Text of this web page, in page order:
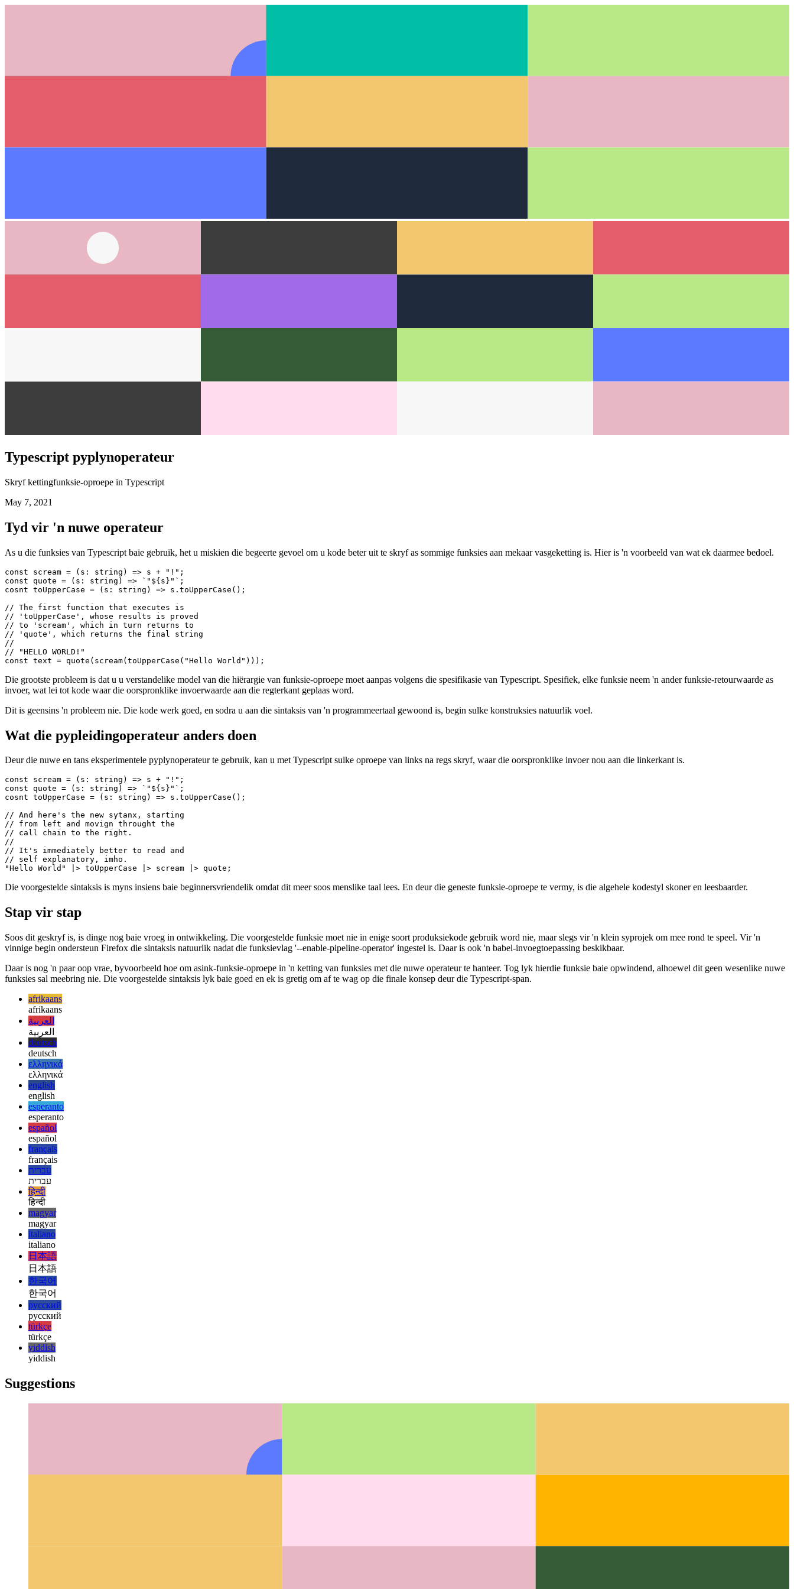
Typescript pyplynoperateur
Skryf kettingfunksie-oproepe in Typescript
May 7, 2021
Tyd vir 'n nuwe operateur
As u die funksies van Typescript baie gebruik, het u miskien die begeerte gevoel om u kode beter uit te skryf as sommige funksies aan mekaar vasgeketting is. Hier is 'n voorbeeld van wat ek daarmee bedoel.
const quote = (s: string) => `"${s}"`;
cosnt toUpperCase = (s: string) => s.toUpperCase();
// The first function that executes is
// 'toUpperCase', whose results is proved
// to 'scream', which in turn returns to
// 'quote', which returns the final string
// "HELLO WORLD!"
Die grootste probleem is dat u u verstandelike model van die hiërargie van funksie-oproepe moet aanpas volgens die spesifikasie van Typescript. Spesifiek, elke funksie neem 'n ander funksie-retourwaarde as
invoer, wat lei tot kode waar die oorspronklike invoerwaarde aan die regterkant geplaas word.
Dit is geensins 'n probleem nie. Die kode werk goed, en sodra u aan die sintaksis van 'n programmeertaal gewoond is, begin sulke konstruksies natuurlik voel.
Wat die pypleidingoperateur anders doen
Deur die nuwe en tans eksperimentele pyplynoperateur te gebruik, kan u met Typescript sulke oproepe van links na regs skryf, waar die oorspronklike invoer nou aan die linkerkant is.
const quote = (s: string) => `"${s}"`;
cosnt toUpperCase = (s: string) => s.toUpperCase();
// And here's the new sytanx, starting
// from left and movign throught the
// call chain to the right.
//
// self explanatory, imho.
Die voorgestelde sintaksis is myns insiens baie beginnersvriendelik omdat dit meer soos menslike taal lees. En deur die geneste funksie-oproepe te vermy, is die algehele kodestyl skoner en leesbaarder.
Stap vir stap
Soos dit geskryf is, is dinge nog baie vroeg in ontwikkeling. Die voorgestelde funksie moet nie in enige soort produksiekode gebruik word nie, maar slegs vir 'n klein syprojek om mee rond te speel. Vir 'n
vinnige begin ondersteun Firefox die sintaksis natuurlik nadat die funksievlag '--enable-pipeline-operator' ingestel is. Daar is ook 'n babel-invoegtoepassing beskikbaar.
Daar is nog 'n paar oop vrae, byvoorbeeld hoe om asink-funksie-oproepe in 'n ketting van funksies met die nuwe operateur te hanteer. Tog lyk hierdie funksie baie opwindend, alhoewel dit geen wesenlike nuwe
funksies sal meebring nie. Die voorgestelde sintaksis lyk baie goed en ek is gretig om af te wag op die finale konsep deur die Typescript-span.
afrikaans
afrikaans
العربية
العربية
deutsch
deutsch
ελληνικά
ελληνικά
english
english
esperanto
esperanto
español
español
français
français
עברית
עברית
हिन्दी
हिन्दी
magyar
magyar
italiano
italiano
日本語
日本語
한국어
한국어
русский
русский
türkçe
türkçe
yiddish
yiddish